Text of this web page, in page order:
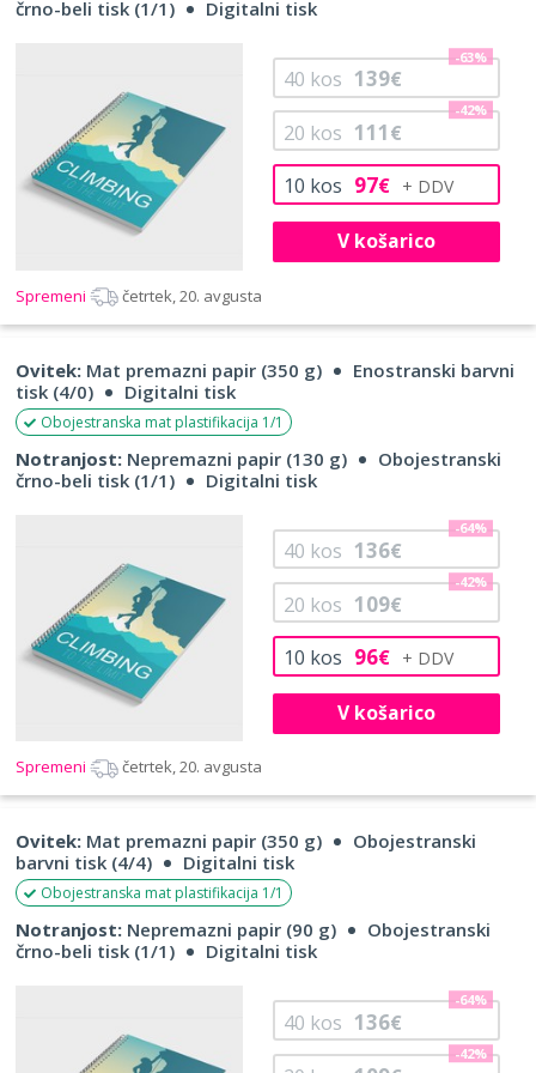
črno-beli tisk (1/1) Digitalni tisk
10 kos 97€
20 kos 111€
-42%
40 kos 139€
-63%
V košarico
Spremeni četrtek, 20. avgusta
Ovitek: Mat premazni papir (350 g)
Enostranski barvni
tisk (4/0)
Digitalni tisk
Obojestranska mat plastifikacija 1/1
Notranjost: Nepremazni papir (130 g)
Obojestranski
črno-beli tisk (1/1)
Digitalni tisk
10 kos 96€
20 kos 109€
-42%
40 kos 136€
-64%
V košarico
Spremeni četrtek, 20. avgusta
Ovitek: Mat premazni papir (350 g)
Obojestranski
barvni tisk (4/4)
Digitalni tisk
Obojestranska mat plastifikacija 1/1
Notranjost: Nepremazni papir (90 g)
Obojestranski
črno-beli tisk (1/1)
Digitalni tisk
-42%
40 kos 136€
-64%